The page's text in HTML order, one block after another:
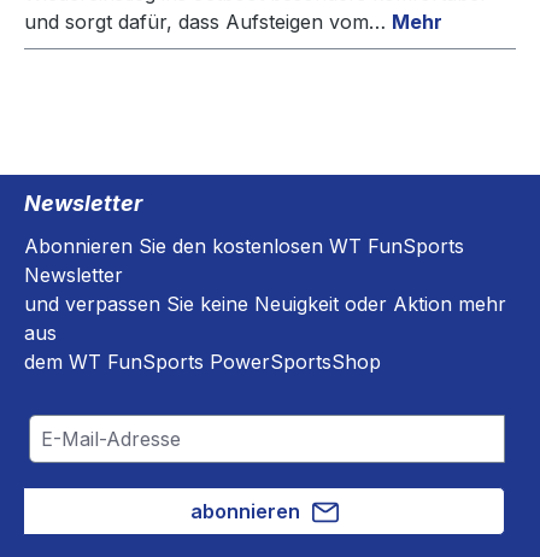
und sorgt dafür, dass Aufsteigen vom… Mehr
Newsletter
Abonnieren Sie den kostenlosen WT FunSports
Newsletter
und verpassen Sie keine Neuigkeit oder Aktion mehr
aus
dem WT FunSports PowerSportsShop
abonnieren